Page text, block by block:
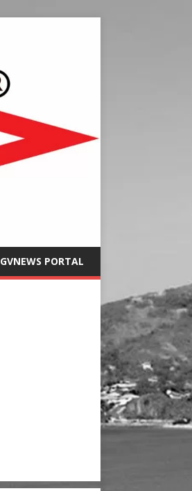
GVNEWS PORTAL